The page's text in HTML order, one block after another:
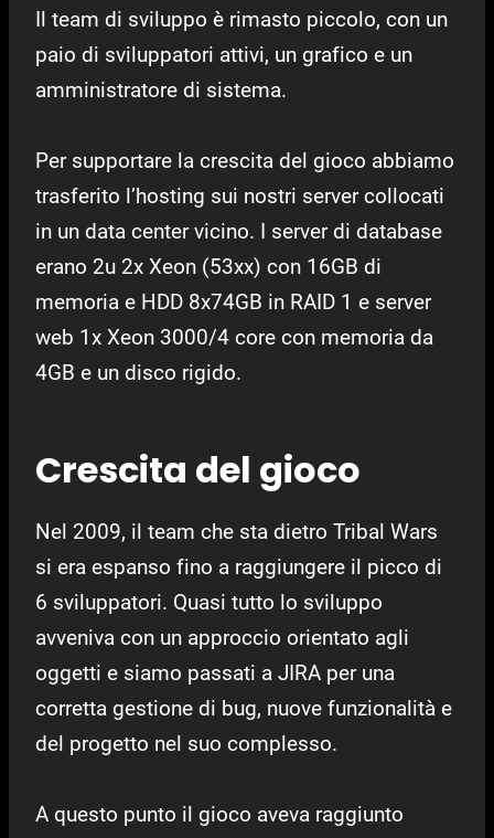
Il team di sviluppo è rimasto piccolo, con un
paio di sviluppatori attivi, un grafico e un
amministratore di sistema.
Per supportare la crescita del gioco abbiamo
trasferito l’hosting sui nostri server collocati
in un data center vicino. I server di database
erano 2u 2x Xeon (53xx) con 16GB di
memoria e HDD 8x74GB in RAID 1 e server
web 1x Xeon 3000/4 core con memoria da
4GB e un disco rigido.
Crescita del gioco
Nel 2009, il team che sta dietro Tribal Wars
si era espanso fino a raggiungere il picco di
6 sviluppatori. Quasi tutto lo sviluppo
avveniva con un approccio orientato agli
oggetti e siamo passati a JIRA per una
corretta gestione di bug, nuove funzionalità e
del progetto nel suo complesso.
A questo punto il gioco aveva raggiunto